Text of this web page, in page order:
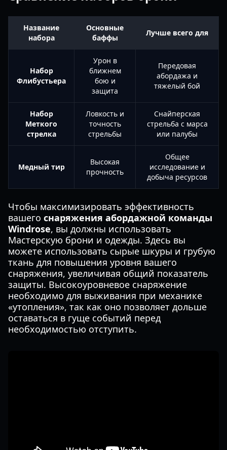
Название
набора
Основные
баффы
Лучше всего для
Набор
Флибустьера
Урон в
ближнем
бою и
защита
Передовая
абордажа и
тяжелый бой
Набор
Меткого
стрелка
Ловкость и
точность
стрельбы
Снайперская
стрельба с марса
или палубы
Медный тир
Высокая
прочность
Общее
исследование и
добыча ресурсов
Чтобы максимизировать эффективность
вашего снаряжения абордажной команды
Windrose, вы должны использовать
Мастерскую брони и одежды. Здесь вы
можете использовать сырые шкуры и грубую
ткань для повышения уровня вашего
снаряжения, увеличивая общий показатель
защиты. Высокоуровневое снаряжение
необходимо для выживания при механике
«утопления», так как оно позволяет дольше
оставаться в гуще событий перед
необходимостью отступить.